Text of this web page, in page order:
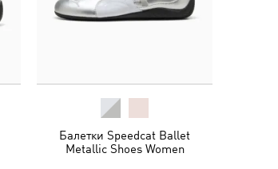
Балетки Speedcat Ballet
Metallic Shoes Women